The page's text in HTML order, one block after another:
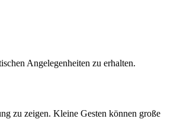
Angelegenheiten zu erhalten.
zu zeigen. Kleine Gesten können große